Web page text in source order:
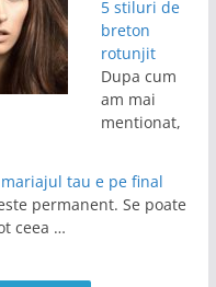
5 stiluri de
breton
rotunjit
Dupa cum
am mai
mentionat,
tau e pe final
permanent. Se poate
ceea …